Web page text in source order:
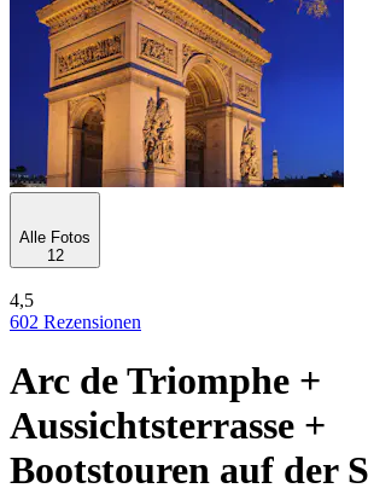
Alle Fotos
12
4,5
602 Rezensionen
Arc de Triomphe +
Aussichtsterrasse +
Bootstouren auf der